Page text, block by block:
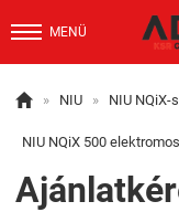
MENÜ
 » NIU » NIU NQiX-
NIU NQiX 500